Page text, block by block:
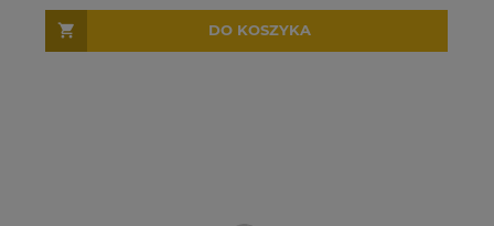
DO KOSZYKA